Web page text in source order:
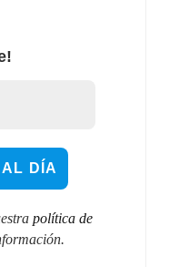
política de